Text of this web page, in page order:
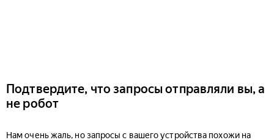
Подтвердите, что запросы отправляли вы, а
не робот
Нам очень жаль, но запросы с вашего устройства похожи на